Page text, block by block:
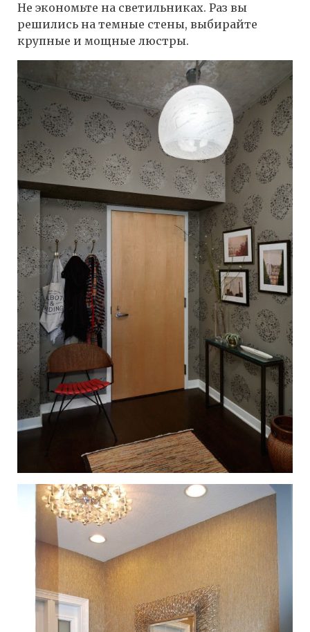
Не экономьте на светильниках. Раз вы
решились на темные стены, выбирайте
крупные и мощные люстры.